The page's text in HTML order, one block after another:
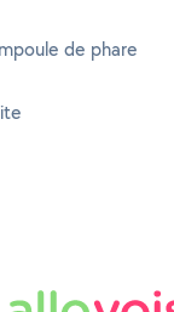
de phare